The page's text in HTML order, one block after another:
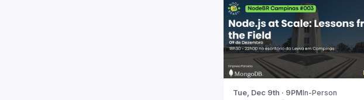
Tue, Dec 9th · 9PMIn-Person